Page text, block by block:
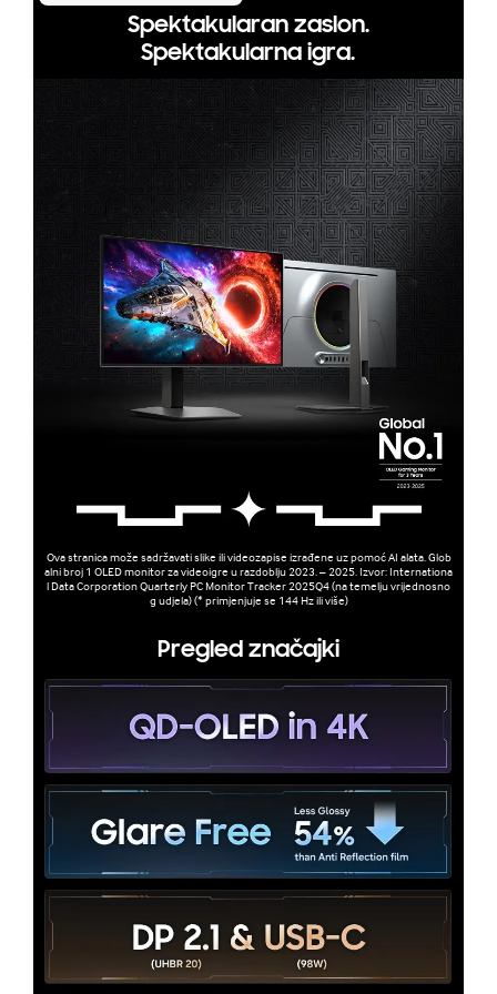
Spektakularan zaslon.
Spektakularna igra.
Ova stranica može sadržavati slike ili videozapise izrađene uz pomoć AI alata. Glob
alni broj 1 OLED monitor za videoigre u razdoblju 2023. – 2025. Izvor: Internationa
l Data Corporation Quarterly PC Monitor Tracker 2025Q4 (na temelju vrijednosno
g udjela) (* primjenjuje se 144 Hz ili više)
Pregled značajki